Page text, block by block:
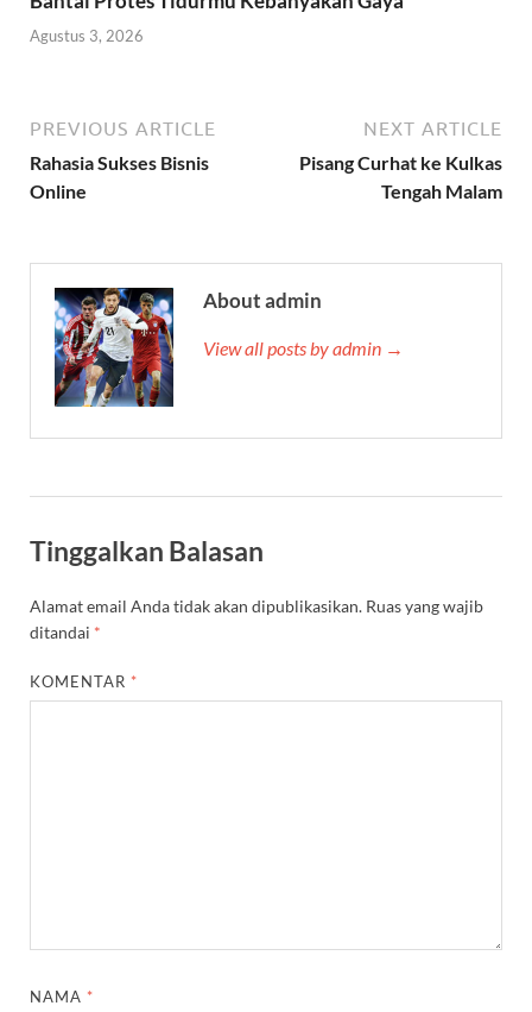
Agustus 3, 2026
PREVIOUS ARTICLE
Rahasia Sukses Bisnis
Online
NEXT ARTICLE
Pisang Curhat ke Kulkas
Tengah Malam
About admin
View all posts by admin →
Tinggalkan Balasan
Alamat email Anda tidak akan dipublikasikan. Ruas yang wajib
ditandai *
KOMENTAR *
NAMA *